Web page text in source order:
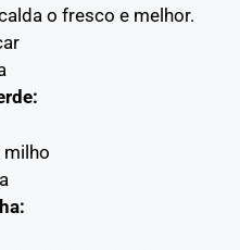
o fresco e melhor.
milho